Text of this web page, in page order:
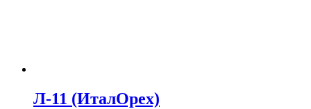
Л-11 (ИталОрех)